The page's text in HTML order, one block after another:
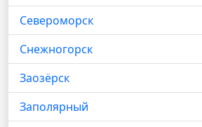
Североморск
Снежногорск
Заозёрск
Заполярный